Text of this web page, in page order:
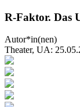
R-Faktor. Das
Autor*in(nen)
Theater, UA: